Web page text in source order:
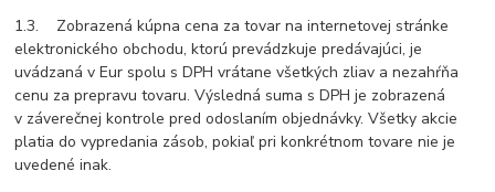
1.3. Zobrazená kúpna cena za tovar na internetovej stránke
elektronického obchodu, ktorú prevádzkuje predávajúci, je
uvádzaná v Eur spolu s DPH vrátane všetkých zliav a nezahŕňa
cenu za prepravu tovaru. Výsledná suma s DPH je zobrazená
v záverečnej kontrole pred odoslaním objednávky. Všetky akcie
platia do vypredania zásob, pokiaľ pri konkrétnom tovare nie je
uvedené inak.